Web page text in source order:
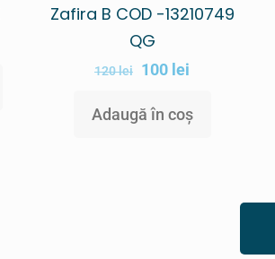
Zafira B COD -13210749
QG
120lei 100 lei
Adaugă în coș